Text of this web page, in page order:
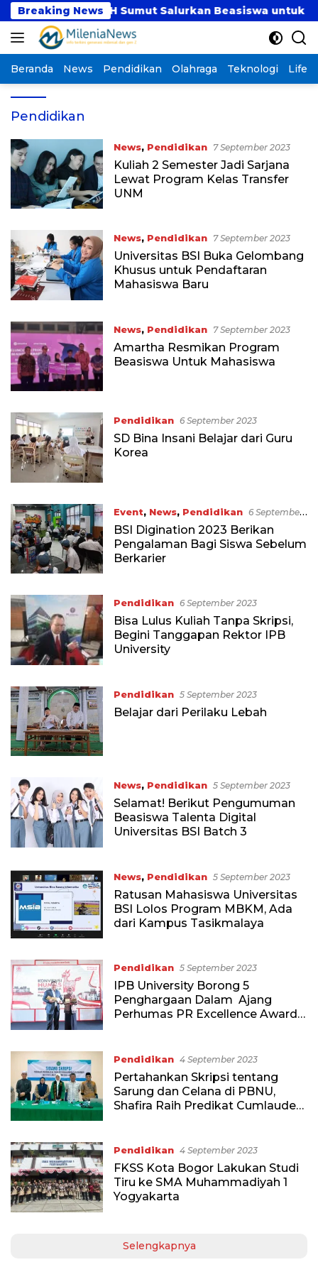
Langsung
ke
konten
Breaking News
BMH Sumut Salurkan Beasiswa untuk Santri
Beranda News Pendidikan Olahraga Teknologi
Pendidikan
News, Pendidikan 7 September 2023
Kuliah 2 Semester Jadi Sarjana
Lewat Program Kelas Transfer
UNM
News, Pendidikan 7 September 2023
Universitas BSI Buka Gelombang
Khusus untuk Pendaftaran
Mahasiswa Baru
News, Pendidikan 7 September 2023
Amartha Resmikan Program
Beasiswa Untuk Mahasiswa
Pendidikan 6 September 2023
SD Bina Insani Belajar dari Guru
Korea
Event, News, Pendidikan 6 September
2023
BSI Digination 2023 Berikan
Pengalaman Bagi Siswa Sebelum
Berkarier
Pendidikan 6 September 2023
Bisa Lulus Kuliah Tanpa Skripsi,
Begini Tanggapan Rektor IPB
University
Pendidikan 5 September 2023
Belajar dari Perilaku Lebah
News, Pendidikan 5 September 2023
Selamat! Berikut Pengumuman
Beasiswa Talenta Digital
Universitas BSI Batch 3
News, Pendidikan 5 September 2023
Ratusan Mahasiswa Universitas
BSI Lolos Program MBKM, Ada
dari Kampus Tasikmalaya
Pendidikan 5 September 2023
IPB University Borong 5
Penghargaan Dalam Ajang
Perhumas PR Excellence Award
Pendidikan 4 September 2023
Pertahankan Skripsi tentang
Sarung dan Celana di PBNU,
Shafira Raih Predikat Cumlaude
Pendidikan 4 September 2023
FKSS Kota Bogor Lakukan Studi
Tiru ke SMA Muhammadiyah 1
Yogyakarta
Selengkapnya